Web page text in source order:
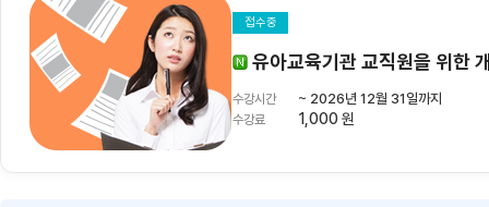
접수중
유아교육기관 교직원을 위한
수강시간 ~ 2026년 12월 31일까지
수강료 1,000 원